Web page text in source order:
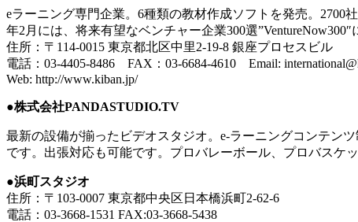
eラーニング専門企業。6種類の教材作成ソフトを発売。2700
年2月には、将来有望なベンチャー企業300選”VentureNow300″
住所：〒114-0015 東京都北区中里2-19-8 銀座プロセスビル
電話：03-4405-8486 FAX：03-6684-4610 Email:
Web: http://www.kiban.jp/
●株式会社PANDASTUDIO.TV
最新の設備が揃ったビデオスタジオ。e-ラーニングコンテン
です。出張対応も可能です。プロバレーボール、プロバスケ
●浜町スタジオ
住所：〒103-0007 東京都中央区日本橋浜町2-62-6
電話：03-3668-1531 FAX:03-3668-5438